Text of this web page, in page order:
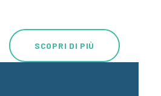
SCOPRI DI PIÙ